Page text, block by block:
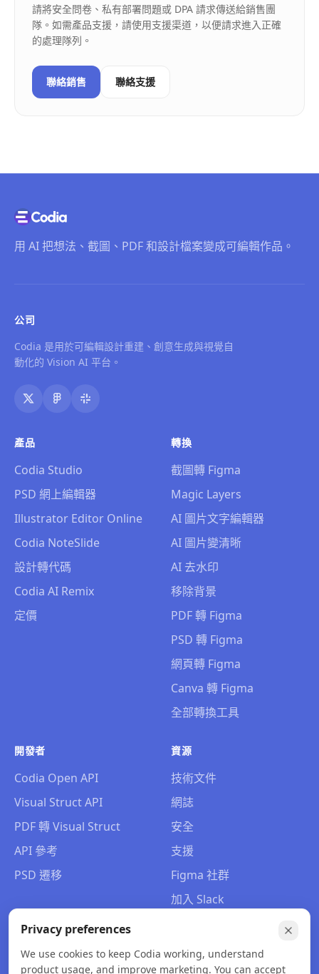
請將安全問卷、私有部署問題或 DPA 請求傳送給銷售團
隊。如需產品支援，請使用支援渠道，以便請求進入正確
的處理隊列。
聯絡銷售 聯絡支援
用 AI 把想法、截圖、PDF 和設計檔案變成可編輯作品。
公司
Codia 是用於可編輯設計重建、創意生成與視覺自
動化的 Vision AI 平台。
產品
Codia Studio
PSD 網上編輯器
Illustrator Editor Online
Codia NoteSlide
設計轉代碼
Codia AI Remix
定價
轉換
截圖轉 Figma
Magic Layers
AI 圖片文字編輯器
AI 圖片變清晰
AI 去水印
移除背景
PDF 轉 Figma
PSD 轉 Figma
網頁轉 Figma
Canva 轉 Figma
全部轉換工具
開發者
Codia Open API
Visual Struct API
PDF 轉 Visual Struct
API 參考
PSD 遷移
資源
技術文件
網誌
安全
支援
Figma 社群
加入 Slack
聯絡我們
Privacy preferences
We use cookies to keep Codia working, understand
product usage, and improve marketing. You can accept